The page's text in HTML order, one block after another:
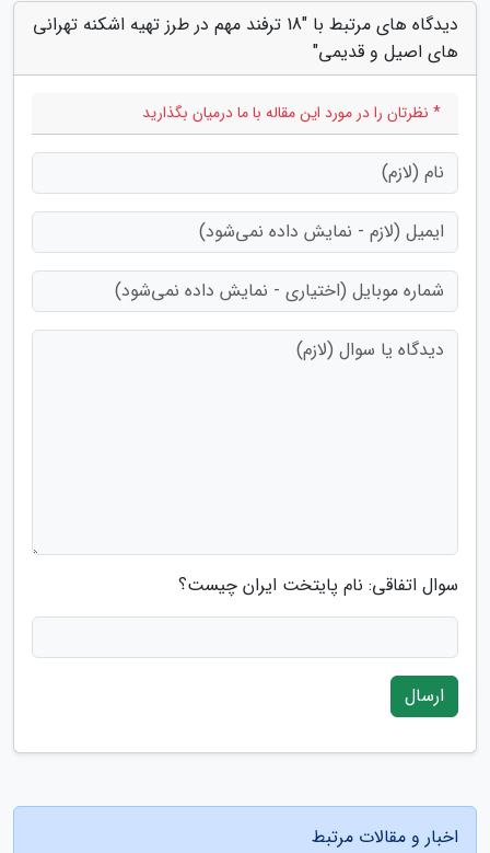
دیدگاه های مرتبط با "18 ترفند مهم در طرز تهیه اشکنه تهرانی
های اصیل و قدیمی"
* نظرتان را در مورد این مقاله با ما درمیان بگذارید
سوال اتفاقی: نام پایتخت ایران چیست؟
ارسال
اخبار و مقالات مرتبط